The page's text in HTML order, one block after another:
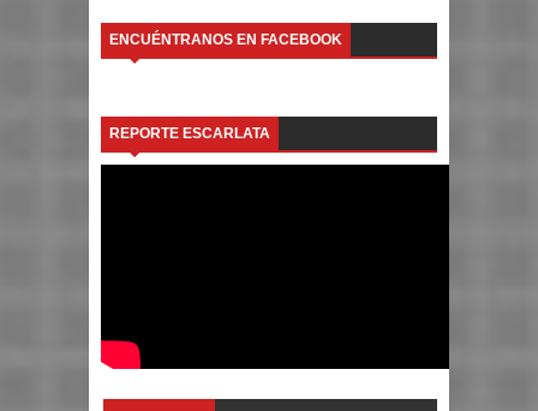
ENCUÉNTRANOS EN FACEBOOK
REPORTE ESCARLATA